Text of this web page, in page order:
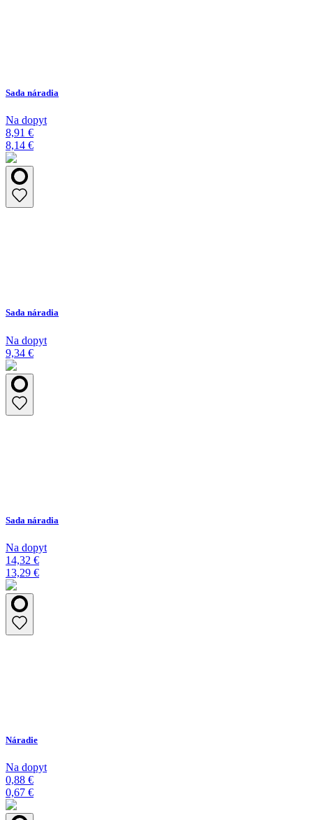
Sada náradia
Na dopyt
8,91 €
8,14 €
Sada náradia
Na dopyt
9,34 €
Sada náradia
Na dopyt
14,32 €
13,29 €
Náradie
Na dopyt
0,88 €
0,67 €